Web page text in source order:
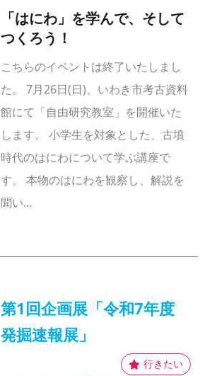
「はにわ」を学んで、そして
つくろう！
こちらのイベントは終了いたしまし
た。 7月26日(日)、いわき市考古資料
館にて「自由研究教室」を開催いた
します。 小学生を対象とした、古墳
時代のはにわについて学ぶ講座で
す。 本物のはにわを観察し、解説を
聞い…
第1回企画展「令和7年度
発掘速報展」